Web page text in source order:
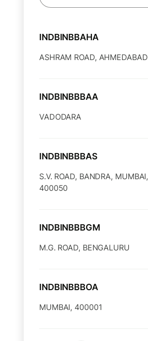
INDBINBBAHA
ASHRAM ROAD, AHMEDABAD
INDBINBBBAA
VADODARA
INDBINBBBAS
S.V. ROAD, BANDRA, MUMBAI,
400050
INDBINBBBGM
M.G. ROAD, BENGALURU
INDBINBBBOA
MUMBAI, 400001